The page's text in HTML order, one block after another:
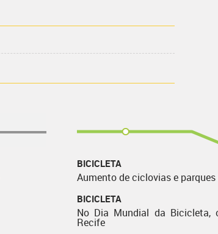
BICICLETA
Aumento de ciclovias e
BICICLETA
No Dia Mundial da
Recife